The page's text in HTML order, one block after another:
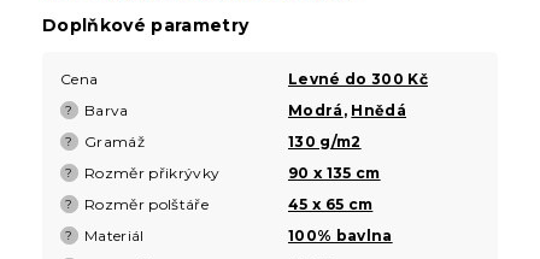
Doplňkové parametry
Cena Levné do 300 Kč
? Barva Modrá , Hnědá
? Gramáž 130 g/m2
? Rozměr přikrývky 90 x 135 cm
? Rozměr polštáře 45 x 65 cm
? Materiál 100% bavlna